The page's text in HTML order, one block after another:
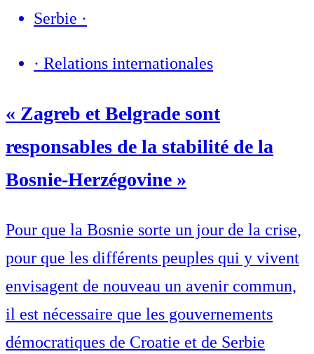
Serbie ·
· Relations internationales
« Zagreb et Belgrade sont
responsables de la stabilité de la
Bosnie-Herzégovine »
Pour que la Bosnie sorte un jour de la crise,
pour que les différents peuples qui y vivent
envisagent de nouveau un avenir commun,
il est nécessaire que les gouvernements
démocratiques de Croatie et de Serbie